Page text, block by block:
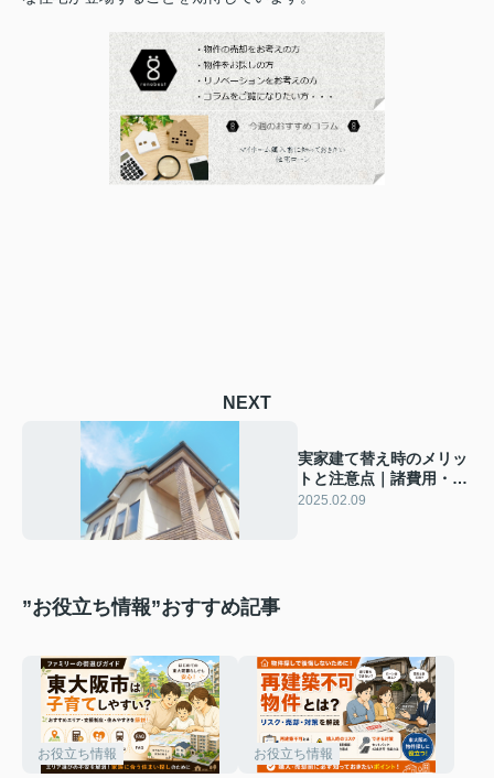
NEXT
実家建て替え時のメリッ
トと注意点｜諸費用・固
定資産税・相続
2025.02.09
”お役立ち情報”おすすめ記事
お役立ち情報 お役立ち情報